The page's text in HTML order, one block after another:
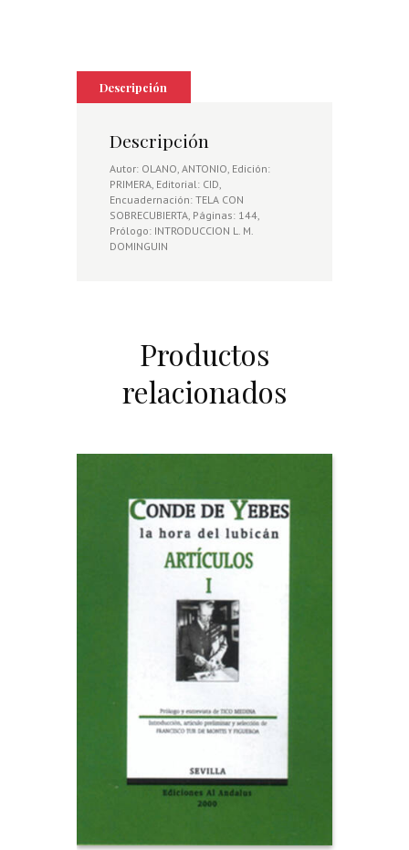
Descripción
Descripción
Autor: OLANO, ANTONIO, Edición:
PRIMERA, Editorial: CID,
Encuadernación: TELA CON
SOBRECUBIERTA, Páginas: 144,
Prólogo: INTRODUCCION L. M.
DOMINGUIN
Productos
relacionados